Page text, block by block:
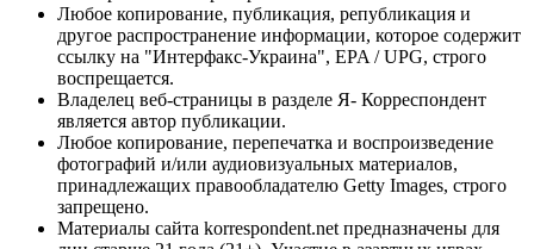
Любое копирование, публикация, републикация и
другое распространение информации, которое содержит
ссылку на "Интерфакс-Украина", EPA / UPG, строго
воспрещается.
Владелец веб-страницы в разделе Я- Корреспондент
является автор публикации.
Любое копирование, перепечатка и воспроизведение
фотографий и/или аудиовизуальных материалов,
принадлежащих правообладателю Getty Images, строго
запрещено.
Материалы сайта korrespondent.net предназначены для